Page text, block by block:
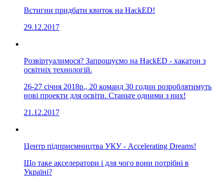
Встигни придбати квиток на HackED!
29.12.2017
Розвіртуалимося? Запрошуємо на HackED - хакатон з
освітніх технологій.
26-27 січня 2018р., 20 команд 30 годин розроблятимуть
нові проекти для освіти. Станьте одними з них!
21.12.2017
Центр підприємництва УКУ - Accelerating Dreams!
Що таке акселератори і для чого вони потрібні в
Україні?